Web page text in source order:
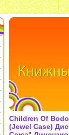
Children Of
(Jewel Case)